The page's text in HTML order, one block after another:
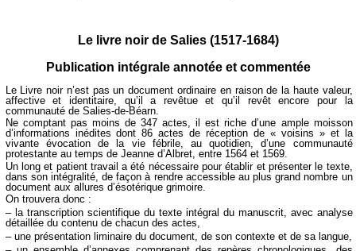
Le livre noir de Salies (1517-1684)
Publication intégrale annotée et commentée
Le Livre noir n’est pas un document ordinaire en raison de la haute valeur,
affective et identitaire, qu’il a revêtue et qu’il revêt encore pour la
communauté de Salies-de-Béarn.
Ne comptant pas moins de 347 actes, il est riche d’une ample moisson
d’informations inédites dont 86 actes de réception de « voisins » et la
vivante évocation de la vie fébrile, au quotidien, d’une communauté
protestante au temps de Jeanne d’Albret, entre 1564 et 1569.
Un long et patient travail a été nécessaire pour établir et présenter le texte,
dans son intégralité, de façon à rendre accessible au plus grand nombre un
document aux allures d’ésotérique grimoire.
On trouvera donc :
– la transcription scientifique du texte intégral du manuscrit, avec analyse
détaillée du contenu de chacun des actes,
– une présentation liminaire du document, de son contexte et de sa langue,